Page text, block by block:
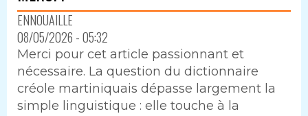
ENNOUAILLE
08/05/2026 - 05:32
Merci pour cet article passionnant et
nécessaire. La question du dictionnaire
créole martiniquais dépasse largement la
simple linguistique : elle touche à la